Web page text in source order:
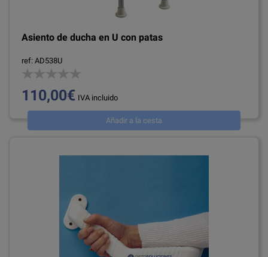
Asiento de ducha en U con patas
ref: AD538U
110,00€ IVA incluido
Añadir a la cesta